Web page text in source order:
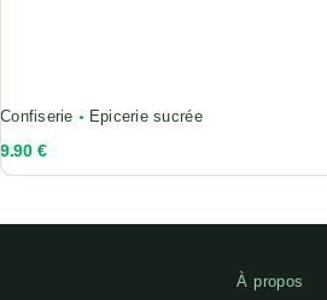
Confiserie Epicerie sucrée
9.90 €
À propos